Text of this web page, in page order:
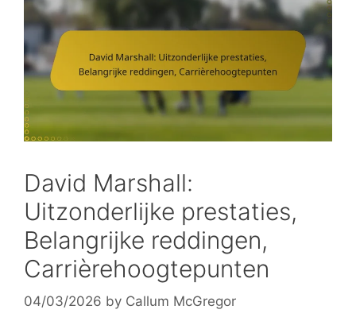
David Marshall:
Uitzonderlijke prestaties,
Belangrijke reddingen,
Carrièrehoogtepunten
04/03/2026 by Callum McGregor